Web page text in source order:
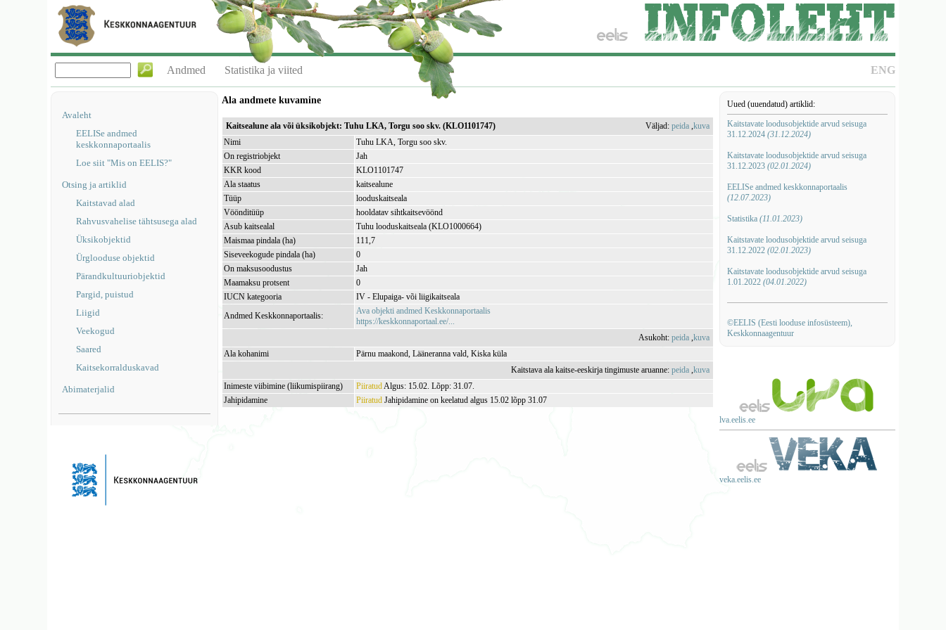
ENG
Andmed Statistika ja viited
Avaleht
EELISe andmed
keskkonnaportaalis
Loe siit "Mis on EELIS?"
Otsing ja artiklid
Kaitstavad alad
Rahvusvahelise tähtsusega alad
Üksikobjektid
Ürglooduse objektid
Pärandkultuuriobjektid
Pargid, puistud
Liigid
Veekogud
Saared
Kaitsekorralduskavad
Abimaterjalid
Uued (uuendatud) artiklid:
Kaitstavate loodusobjektide arvud seisuga
31.12.2024 (31.12.2024)
Kaitstavate loodusobjektide arvud seisuga
31.12.2023 (02.01.2024)
EELISe andmed keskkonnaportaalis
(12.07.2023)
Statistika (11.01.2023)
Kaitstavate loodusobjektide arvud seisuga
31.12.2022 (02.01.2023)
Kaitstavate loodusobjektide arvud seisuga
1.01.2022 (04.01.2022)
©EELIS (Eesti looduse infosüsteem),
Keskkonnaagentuur
lva.eelis.ee
veka.eelis.ee
Ala andmete kuvamine
Kaitsealune ala või üksikobjekt: Tuhu LKA, Torgu soo skv. (KLO1101747) Väljad:peida ,kuva
Nimi
Tuhu LKA, Torgu soo skv.
On registriobjekt
Jah
KKR kood
KLO1101747
Ala staatus
kaitsealune
Tüüp
looduskaitseala
Vöönditüüp
hooldatav sihtkaitsevöönd
Asub kaitsealal
Tuhu looduskaitseala (KLO1000664)
Maismaa pindala (ha)
111,7
Siseveekogude pindala (ha)
0
On maksusoodustus
Jah
Maamaksu protsent
0
IUCN kategooria
IV - Elupaiga- või liigikaitseala
Andmed Keskkonnaportaalis:
Ava objekti andmed Keskkonnaportaalis
https://keskkonnaportaal.ee/...
Asukoht:peida ,kuva
Ala kohanimi
Pärnu maakond, Lääneranna vald, Kiska küla
Kaitstava ala kaitse-eeskirja tingimuste aruanne:peida ,kuva
Inimeste viibimine (liikumispiirang)
PiiratudAlgus: 15.02. Lõpp: 31.07.
Jahipidamine
Piiratud Jahipidamine on keelatud algus 15.02 lõpp 31.07